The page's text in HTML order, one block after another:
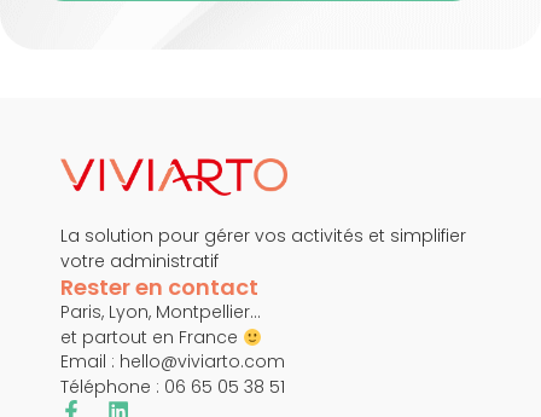
La solution pour gérer vos activités et simplifier
votre administratif
Rester en contact
Paris, Lyon, Montpellier…
et partout en France
Email : hello@viviarto.com
Téléphone : 06 65 05 38 51